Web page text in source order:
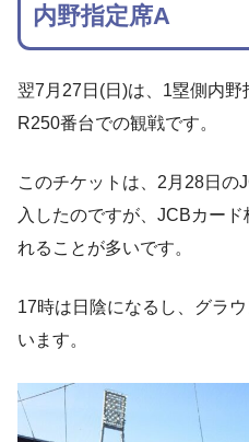
内野指定席A
翌7月27日(日)は、1塁側内野
R250番台での観戦です。
このチケットは、2月28日の
入したのですが、JCBカー
れることが多いです。
17時は日陰になるし、グラ
います。